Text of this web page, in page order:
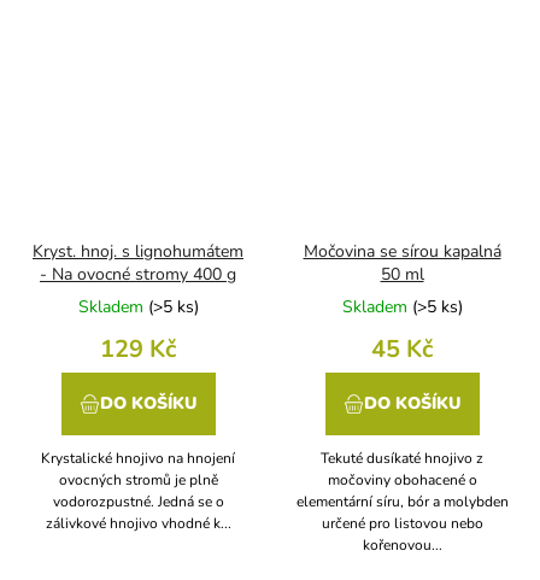
Kryst. hnoj. s lignohumátem
- Na ovocné stromy 400 g
Skladem (>5 ks)
129 Kč
DO KOŠÍKU
Krystalické hnojivo na hnojení
ovocných stromů je plně
vodorozpustné. Jedná se o
zálivkové hnojivo vhodné k...
Močovina se sírou kapalná
50 ml
Skladem (>5 ks)
45 Kč
DO KOŠÍKU
Tekuté dusíkaté hnojivo z
močoviny obohacené o
elementární síru, bór a molybden
určené pro listovou nebo
kořenovou...